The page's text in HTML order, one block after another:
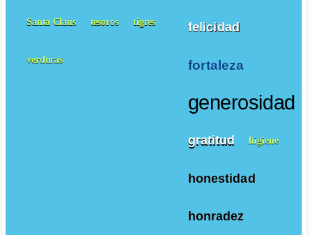
felicidad
fortaleza
generosidad
gratitud higiene
honestidad
honradez
Santa Claus tesoros tigres
verduras